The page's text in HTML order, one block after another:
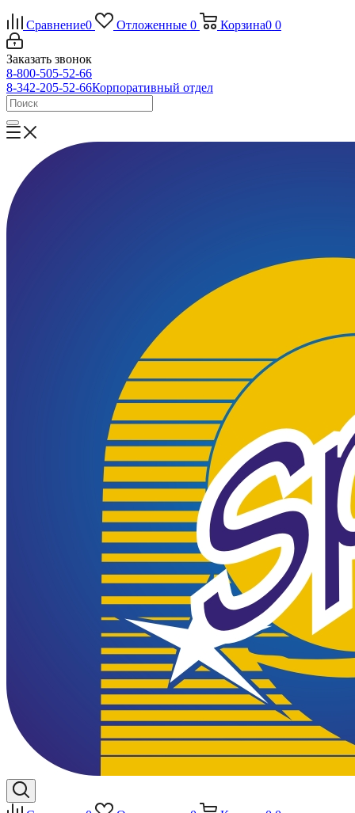
Сравнение0 Отложенные 0 Корзина0 0
Заказать звонок
8-800-505-52-66
8-342-205-52-66Корпоративный отдел